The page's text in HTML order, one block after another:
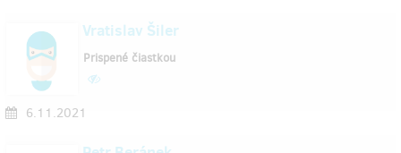
Vratislav Šiler
6.11.2021
Prispené čiastkou